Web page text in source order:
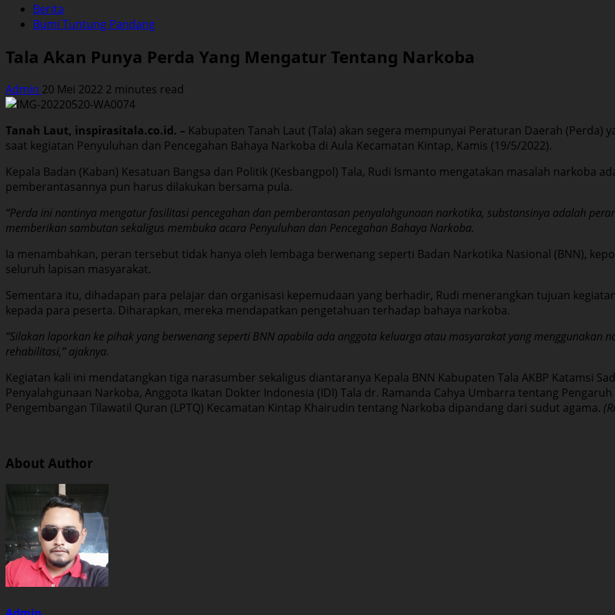
Berita
Bumi Tuntung Pandang
Tala Akan Punya Perda Yang Mengatur Tentang Narkoba
Admin 20 Mei 2022 2 minutes read
Tanah Laut, inspirasitala.co.id. – Kabupaten Tanah Laut (Tala) akan segera mempunyai Peraturan Daerah
saat kegiatan Penyuluhan dan Pencegahan Bahaya Narkoba di Aula Kecamatan Kintap, Kamis (19/5/2022).
Kepala Badan (Kaban) Kesatuan Bangsa dan Politik (Kesbangpol) Tala, Rudi Ismanto mengatakan masalah narkoba
pemberantasannya pun harus dilakukan bersama pula.
“Perda ini nantinya mengatur fasilitasi pencegahan dan pemberantasan penyalahgunaan narkotika, substansinya adalah
memberikan sambutan sekaligus membuka acara Penyuluhan dan Pencegahan Bahaya Narkoba.
Ia menambahkan, peran tersebut tidak hanya oleh lembaga berwenang seperti Badan Narkotika Nasional (BNN),
seluruh lapisan masyarakat.
Sementara itu, dihadapan para pelajar dan organisasi kepemudaan yang berhadir, Rudi menerangkan tujuan
kepada para peserta. Diharapkan, mereka mendapatkan pengetahuan terhadap bahaya narkoba.
“Silakan laporkan ke pihak yang berwenang seperti BNN apabila ada anggota keluarga atau masyarakat yang menggunakan
rehabilitasi,” ajaknya.
Kegiatan kali ini mendatangkan tiga narasumber sekaligus diantaranya Kepala BNN Kabupaten Tala AKBP Katamsi
Penyalahgunaan Narkoba, Anggota Ikatan Dokter Indonesia (IDI) Tala dr. Ramanda Cahya Umbarra tentang
Pengembangan Tilawatil Quran (LPTQ) Kecamatan Kintap Khairudin tentang Narkoba dipandang dari sudut agama.
About Author